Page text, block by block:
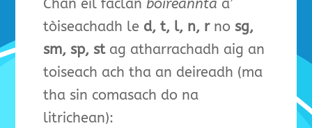
Chan eil faclan boireannta a’
tòiseachadh le d, t, l, n, r no sg,
sm, sp, stag atharrachadh aig an
toiseach ach tha an deireadh (ma
tha sin comasach do na
litrichean):